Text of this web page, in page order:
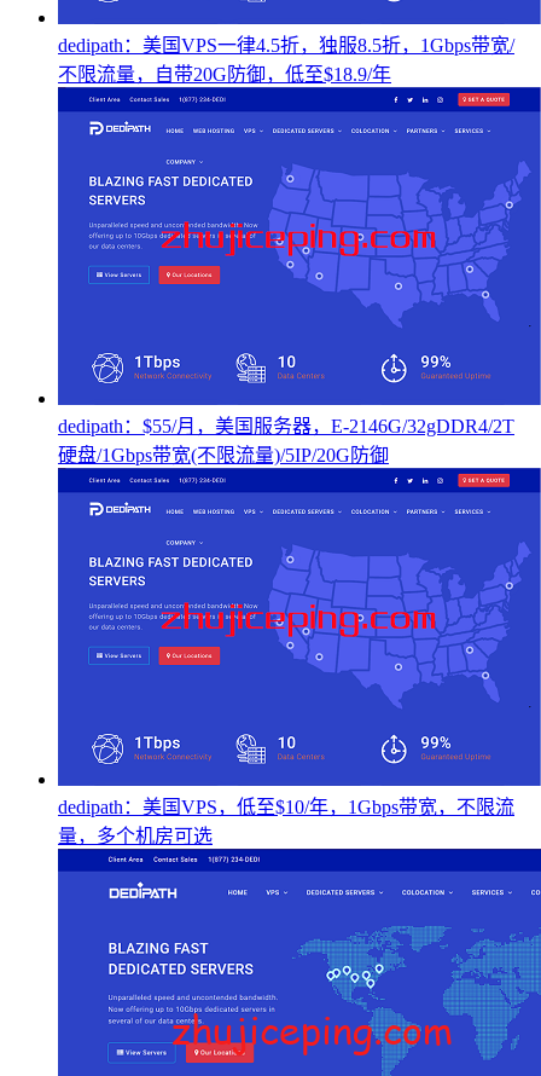
dedipath：美国VPS一律4.5折，独服8.5折，1Gbps带宽/
不限流量，自带20G防御，低至$18.9/年
dedipath：$55/月，美国服务器，E-2146G/32gDDR4/2T
硬盘/1Gbps带宽(不限流量)/5IP/20G防御
dedipath：美国VPS，低至$10/年，1Gbps带宽，不限流
量，多个机房可选